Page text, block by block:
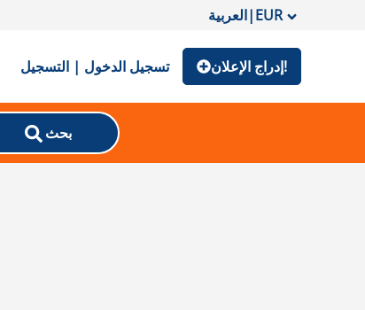
العربية|EUR
تسجيل الدخول | التسجيل إدراج الإعلان!
بحث